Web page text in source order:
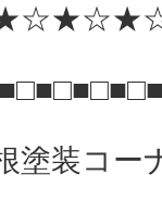
塗装コー